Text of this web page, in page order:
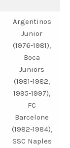
Argentinos
Junior
(1976-1981),
Boca
Juniors
(1981-1982,
1995-1997),
FC
Barcelone
(1982-1984),
SSC Naples